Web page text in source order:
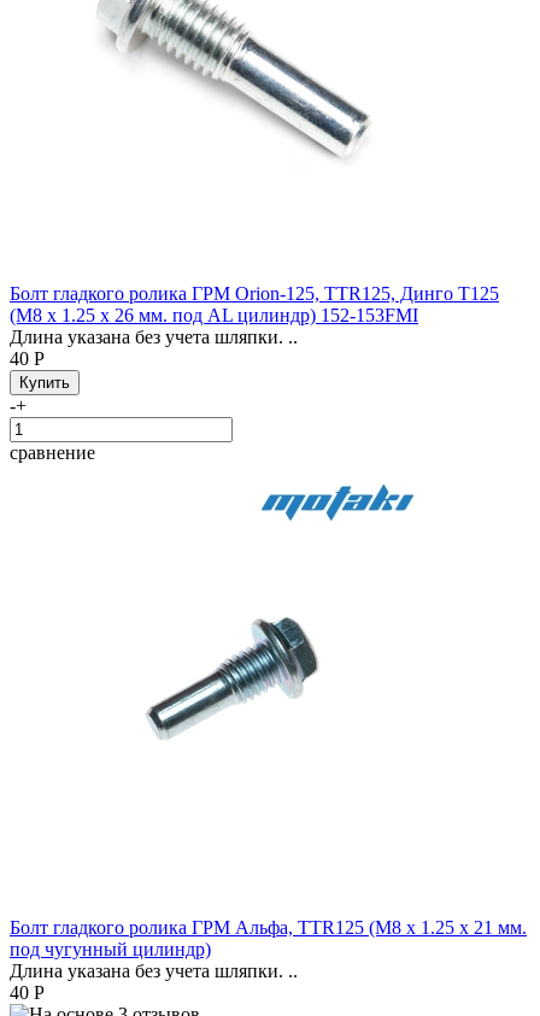
Болт гладкого ролика ГРМ Orion-125, TTR125, Динго T125
(М8 х 1.25 х 26 мм. под AL цилиндр) 152-153FMI
Длина указана без учета шляпки. ..
40 Р
-+
сравнение
Болт гладкого ролика ГРМ Альфа, TTR125 (М8 х 1.25 х 21 мм.
под чугунный цилиндр)
Длина указана без учета шляпки. ..
40 Р